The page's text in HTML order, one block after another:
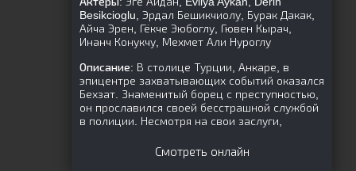
Besikcioglu, Эрдал Бешикчиолу, Бурак Дакак,
Айча Эрен, Гёкче Эюбоглу, Гювен Кырач,
Инанч Конукчу, Мехмет Али Нуроглу
Описание: В столице Турции, Анкаре, в
эпицентре захватывающих событий оказался
Бехзат. Знаменитый борец с преступностью,
он прославился своей бесстрашной службой
в полиции. Несмотря на свои заслуги,
Смотреть онлайн